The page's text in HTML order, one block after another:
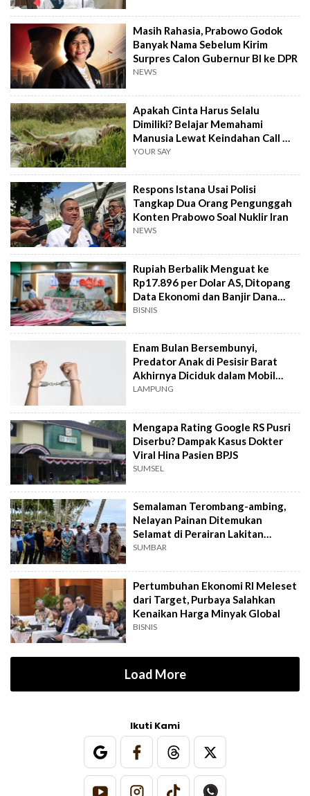
Masih Rahasia, Prabowo Godok
Banyak Nama Sebelum Kirim
Surpres Calon Gubernur BI ke DPR
NEWS
Apakah Cinta Harus Selalu
Dimiliki? Belajar Memahami
Manusia Lewat Keindahan Call Me
by Your Name
YOUR SAY
Respons Istana Usai Polisi
Tangkap Dua Orang Pengunggah
Konten Prabowo Soal Nuklir Iran
NEWS
Rupiah Berbalik Menguat ke
Rp17.896 per Dolar AS, Ditopang
Data Ekonomi dan Banjir Dana
Asing
BISNIS
Enam Bulan Bersembunyi,
Predator Anak di Pesisir Barat
Akhirnya Diciduk dalam Mobil
Travel
LAMPUNG
Mengapa Rating Google RS Pusri
Diserbu? Dampak Kasus Dokter
Viral Hina Pasien BPJS
SUMSEL
Semalaman Terombang-ambing,
Nelayan Painan Ditemukan
Selamat di Perairan Lakitan
Selatan
SUMBAR
Pertumbuhan Ekonomi RI Meleset
dari Target, Purbaya Salahkan
Kenaikan Harga Minyak Global
BISNIS
Load More
Ikuti Kami